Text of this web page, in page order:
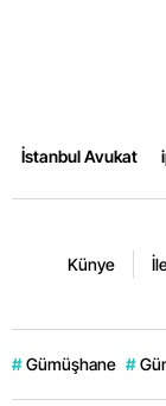
İstanbul Avukat
Künye
# Gümüşhane #